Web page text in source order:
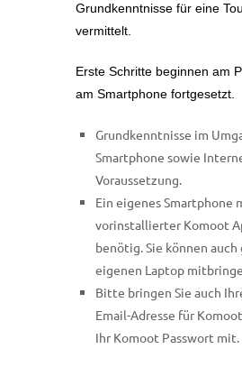
Grundkenntnisse für eine
vermittelt.
Erste Schritte beginnen am
am Smartphone fortgesetzt.
Grundkenntnisse im
Smartphone sowie
Voraussetzung.
Ein eigenes Smartphone
vorinstallierter Komoot
benötig. Sie können auch
eigenen Laptop
Bitte bringen Sie auch
Email-Adresse für
Ihr Komoot Passwort mit.